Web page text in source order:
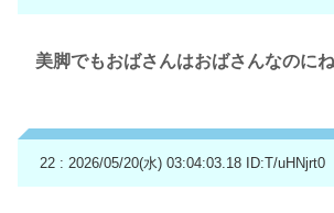
美脚でもおばさんはおばさんなのにね
22 : 2026/05/20(水) 03:04:03.18 ID:T/uHNjrt0